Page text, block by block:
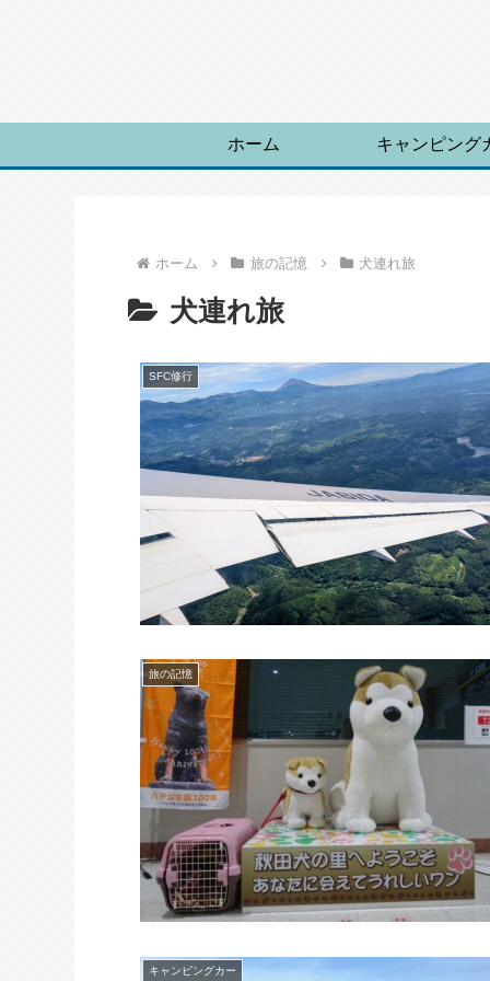
ホーム キャンピング
ホーム 旅の記憶 犬連れ旅
犬連れ旅
SFC修行
旅の記憶
キャンピングカー